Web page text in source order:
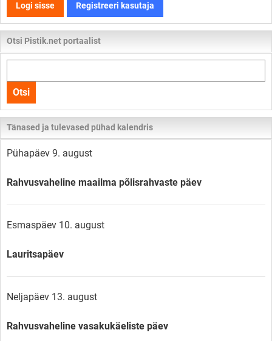
Logi sisse Registreeri kasutaja
Otsi Pistik.net portaalist
kogu
lehelt
Otsi
Tänased ja tulevased pühad kalendris
Pühapäev 9. august
Rahvusvaheline maailma põlisrahvaste päev
Esmaspäev 10. august
Lauritsapäev
Neljapäev 13. august
Rahvusvaheline vasakukäeliste päev